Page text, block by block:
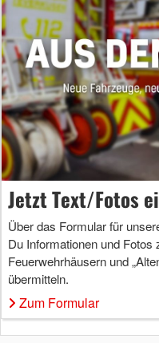
Jetzt Text/Fotos
Über das Formular für
Du Informationen und
Feuerwehrhäusern und
übermitteln.
Zum Formular